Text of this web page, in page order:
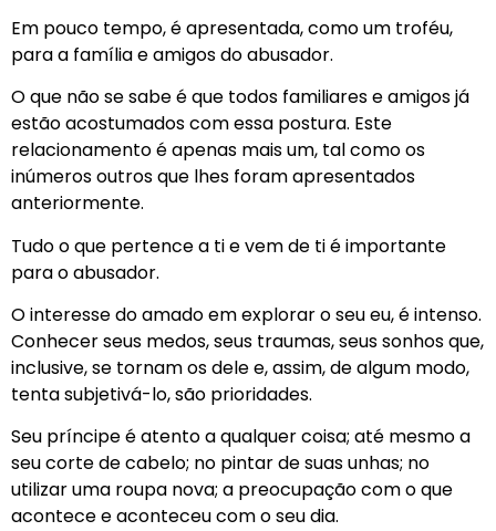
Em pouco tempo, é apresentada, como um troféu,
para a família e amigos do abusador.
O que não se sabe é que todos familiares e amigos já
estão acostumados com essa postura. Este
relacionamento é apenas mais um, tal como os
inúmeros outros que lhes foram apresentados
anteriormente.
Tudo o que pertence a ti e vem de ti é importante
para o abusador.
O interesse do amado em explorar o seu eu, é intenso.
Conhecer seus medos, seus traumas, seus sonhos que,
inclusive, se tornam os dele e, assim, de algum modo,
tenta subjetivá-lo, são prioridades.
Seu príncipe é atento a qualquer coisa; até mesmo a
seu corte de cabelo; no pintar de suas unhas; no
utilizar uma roupa nova; a preocupação com o que
acontece e aconteceu com o seu dia.